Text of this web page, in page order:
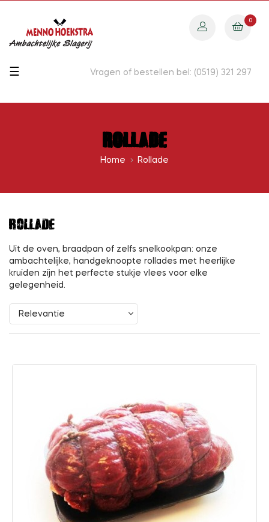
0
Toggle
☰ Vragen of bestellen bel: (0519) 321 297
Home Rollade
Rollade
ROLLADE
Uit de oven, braadpan of zelfs snelkookpan: onze
ambachtelijke, handgeknoopte rollades met heerlijke
kruiden zijn het perfecte stukje vlees voor elke
gelegenheid.
Relevantie